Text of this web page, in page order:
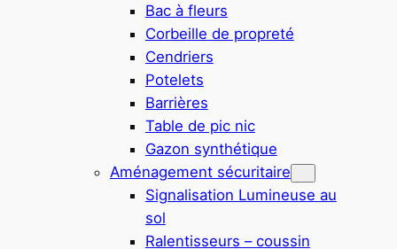
Bac à fleurs
Corbeille de propreté
Cendriers
Potelets
Barrières
Table de pic nic
Gazon synthétique
Aménagement sécuritaire
Signalisation Lumineuse au
sol
Ralentisseurs – coussin